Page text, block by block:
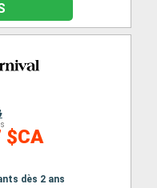
$CA
dès 2 ans